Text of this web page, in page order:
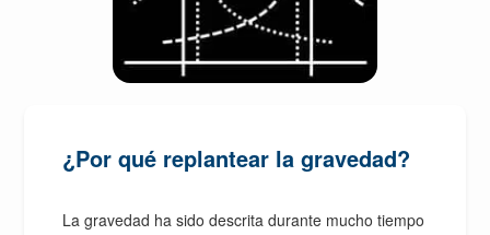
¿Por qué replantear la gravedad?
La gravedad ha sido descrita durante mucho tiempo